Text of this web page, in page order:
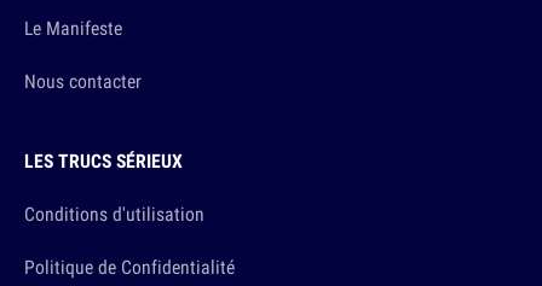
Le Manifeste
Nous contacter
LES TRUCS SÉRIEUX
Conditions d'utilisation
Politique de Confidentialité